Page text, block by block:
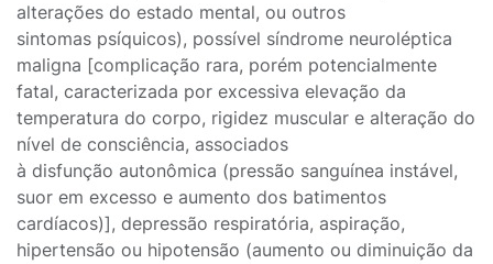
alterações do estado mental, ou outros
sintomas psíquicos), possível síndrome neuroléptica
maligna [complicação rara, porém potencialmente
fatal, caracterizada por excessiva elevação da
temperatura do corpo, rigidez muscular e alteração do
nível de consciência, associados
à disfunção autonômica (pressão sanguínea instável,
suor em excesso e aumento dos batimentos
cardíacos)], depressão respiratória, aspiração,
hipertensão ou hipotensão (aumento ou diminuição da